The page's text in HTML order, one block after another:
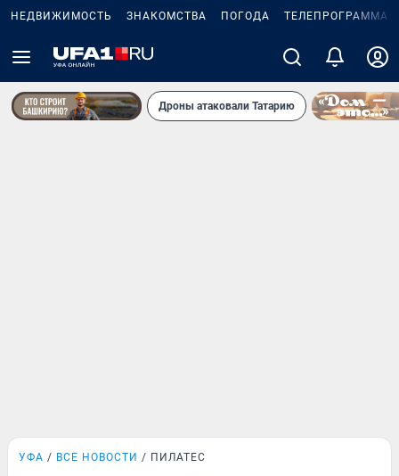
НЕДВИЖИМОСТЬ ЗНАКОМСТВА ПОГОДА ТЕЛЕПРОГРАММА
Дроны атаковали Татарию
УФА ВСЕ НОВОСТИ ПИЛАТЕС